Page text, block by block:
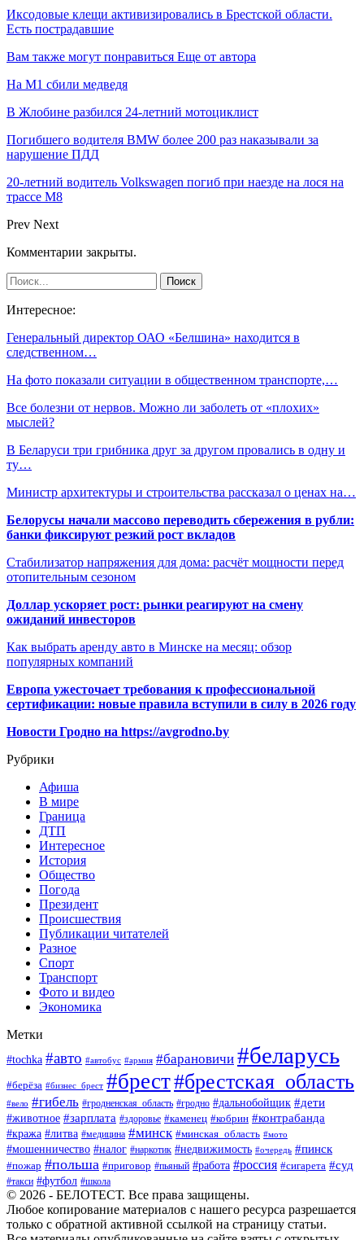
Иксодовые клещи активизировались в Брестской области.
Есть пострадавшие
Вам также могут понравиться Еще от автора
На М1 сбили медведя
В Жлобине разбился 24-летний мотоциклист
Погибшего водителя BMW более 200 раз наказывали за
нарушение ПДД
20-летний водитель Volkswagen погиб при наезде на лося на
трассе М8
Prev Next
Комментарии закрыты.
Интересное:
Генеральный директор ОАО «Белшина» находится в
следственном…
На фото показали ситуации в общественном транспорте,…
Все болезни от нервов. Можно ли заболеть от «плохих»
мыслей?
В Беларуси три грибника друг за другом провались в одну и
ту…
Министр архитектуры и строительства рассказал о ценах на…
Белорусы начали массово переводить сбережения в рубли:
банки фиксируют резкий рост вкладов
Стабилизатор напряжения для дома: расчёт мощности перед
отопительным сезоном
Доллар ускоряет рост: рынки реагируют на смену
ожиданий инвесторов
Как выбрать аренду авто в Минске на месяц: обзор
популярных компаний
Европа ужесточает требования к профессиональной
сертификации: новые правила вступили в силу в 2026 году
Новости Гродно на https://avgrodno.by
Рубрики
Афиша
В мире
Граница
ДТП
Интересное
История
Общество
Погода
Президент
Происшествия
Публикации читателей
Разное
Спорт
Транспорт
Фото и видео
Экономика
Метки
#tochka #авто #автобус #армия #барановичи #беларусь
#берёза #бизнес_брест #брест#брестская_область
#вело #гибель #гродненская_область #гродно #дальнобойщик #дети
#животное #зарплата #здоровье #каменец #кобрин #контрабанда
#кража #литва #медицина #минск #минская_область #мото
#мошенничество #налог #наркотик #недвижимость #очередь #пинск
#пожар #польша #приговор #пьяный #работа #россия #сигарета #суд
#такси #футбол #школа
© 2026 - БЕЛОТЕСТ. Все права защищены.
Любое копирование материалов с нашего ресурса разрешается
только с обратной активной ссылкой на страницу статьи.